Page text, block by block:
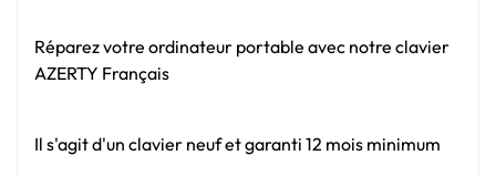
Réparez votre ordinateur portable avec notre clavier
AZERTY Français
Il s'agit d'un clavier neuf et garanti 12 mois minimum